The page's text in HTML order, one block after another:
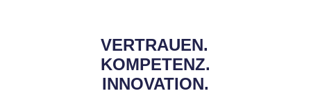
VERTRAUEN.
KOMPETENZ.
INNOVATION.